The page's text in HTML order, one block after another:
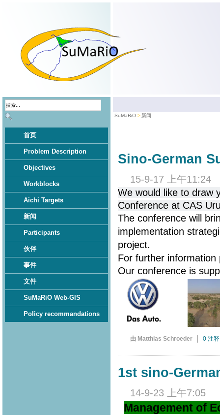
首页
Problem Description
Objectives
Workblocks
Aichi Targets
新闻
Participants
伙伴
事件
文件
SuMaRiO Web-GIS
Policy recommandations
SuMaRiO 新闻
Sino-German
15-9-17 上午11:24
We would like to draw
Conference at CAS
The conference will
implementation
project.
For further
Our conference is
由 Matthias Schroeder 0 注释
1st sino-
14-9-23 上午7:05
Management of